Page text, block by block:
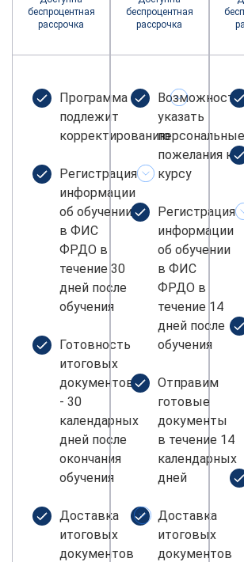
беспроцентная
рассрочка
Программа не
подлежит
корректированию
Регистрация
информации
об обучении
в ФИС
ФРДО в
течение 30
дней после
обучения
Готовность
итоговых
документов
- 30
календарных
дней после
окончания
обучения
Доставка
итоговых
документов
беспроцентная
рассрочка
Возможность
указать
персональные
пожелания к
курсу
Регистрация
информации
об обучении
в ФИС
ФРДО в
течение 14
дней после
обучения
Отправим
готовые
документы
в течение 14
календарных
дней
Доставка
итоговых
документов